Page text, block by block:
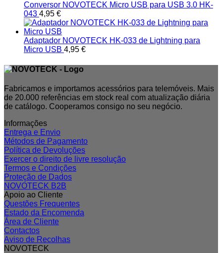
Conversor NOVOTECK Micro USB para USB 3.0 HK-
043 4,95 €
Adaptador NOVOTECK HK-033 de Lightning para
Micro USB 4,95 €
Fabricamos e importamos acessórios para telemóveis. Mais
de 20.000 referências em stock real com atualização diária
de catálogo. Cooperamos consigo no seu negócio.
Informações
Entrega e Envio
Métodos de Pagamento
Política de Devoluções
Exercer o direito de livre resolução
Termos e Condições
Proteção de Dados
NOVOTECK B2B
Apoio ao Cliente
Questões Frequentes
Estado da Encomenda
Área de Cliente
Contactos
Aviso de Recolhas
NOVOTECK